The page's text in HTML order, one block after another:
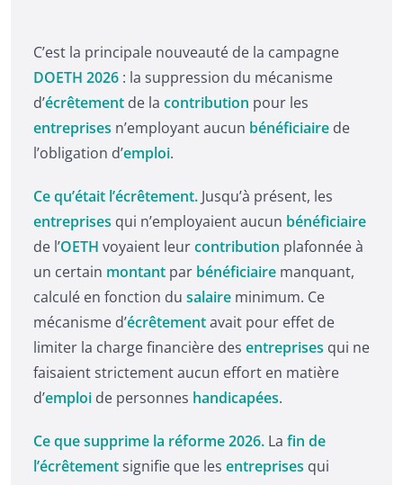
C’est la principale nouveauté de la campagne
DOETH 2026 : la suppression du mécanisme
d’écrêtement de la contribution pour les
entreprises n’employant aucun bénéficiaire de
l’obligation d’emploi.
Ce qu’était l’écrêtement. Jusqu’à présent, les
entreprises qui n’employaient aucun bénéficiaire
de l’OETH voyaient leurcontribution plafonnée à
un certain montant par bénéficiaire manquant,
calculé en fonction du salaire minimum. Ce
mécanisme d’écrêtementavait pour effet de
limiter la charge financière des entreprises qui ne
faisaient strictement aucun effort en matière
d’emploi de personnes handicapées.
Ce que supprime la réforme 2026. La fin de
l’écrêtementsignifie que les entreprises qui